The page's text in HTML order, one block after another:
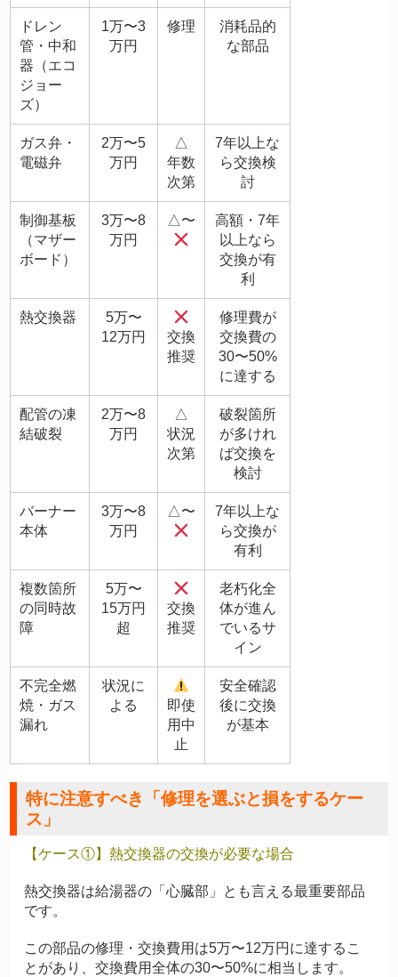
ドレン
管・中和
器（エコ
ジョー
ズ）
1万〜3
万円
修理
消耗品的
な部品
ガス弁・
電磁弁
2万〜5
万円
△
年数
次第
7年以上な
ら交換検
討
制御基板
（マザー
ボード）
3万〜8
万円
△〜
高額・7年
以上なら
交換が有
利
熱交換器
5万〜
12万円
交換
推奨
修理費が
交換費の
30〜50%
に達する
配管の凍
結破裂
2万〜8
万円
△
状況
次第
破裂箇所
が多けれ
ば交換を
検討
バーナー
本体
3万〜8
万円
△〜
7年以上な
ら交換が
有利
複数箇所
の同時故
障
5万〜
15万円
超
交換
推奨
老朽化全
体が進ん
でいるサ
イン
不完全燃
焼・ガス
漏れ
状況に
よる
即使
用中
止
安全確認
後に交換
が基本
特に注意すべき「修理を選ぶと損をするケー
ス」
【ケース①】熱交換器の交換が必要な場合
熱交換器は給湯器の「心臓部」とも言える最重要部品
です。
この部品の修理・交換費用は5万〜12万円に達するこ
とがあり、交換費用全体の30〜50%に相当します。